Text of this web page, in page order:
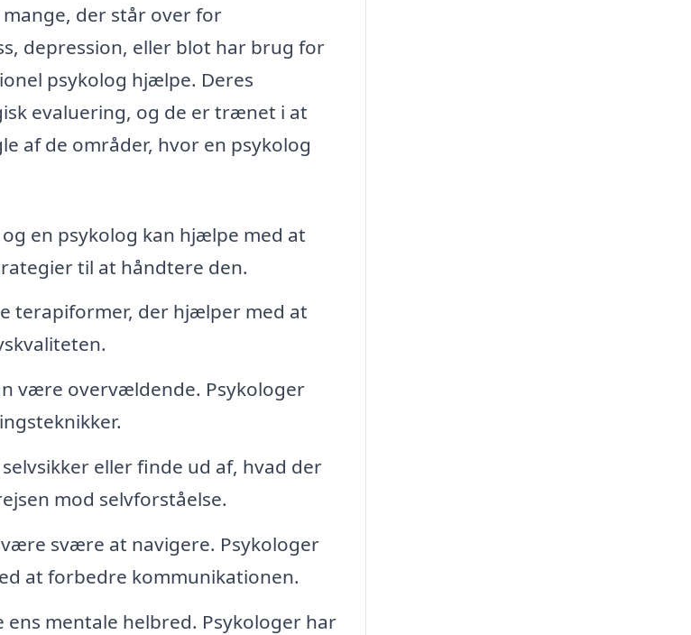
der står over for
depression, eller blot har brug for
psykolog hjælpe. Deres
evaluering, og de er trænet i at
af de områder, hvor en psykolog
en psykolog kan hjælpe med at
til at håndtere den.
terapiformer, der hjælper med at
være overvældende. Psykologer
eller finde ud af, hvad der
mod selvforståelse.
svære at navigere. Psykologer
at forbedre kommunikationen.
mentale helbred. Psykologer har